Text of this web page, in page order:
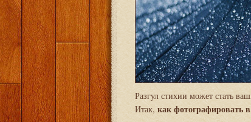
Разгул стихии может стать
Итак, как фотографировать